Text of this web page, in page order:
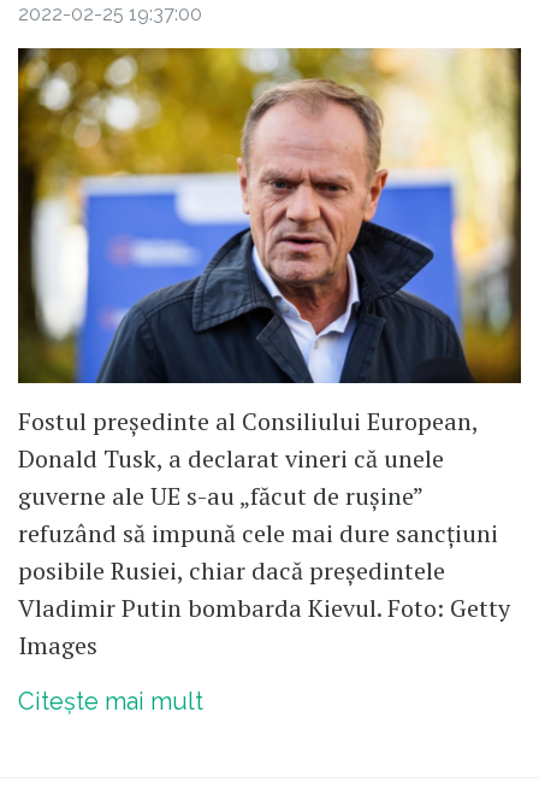
2022-02-25 19:37:00
Fostul președinte al Consiliului European,
Donald Tusk, a declarat vineri că unele
guverne ale UE s-au „făcut de rușine”
refuzând să impună cele mai dure sancțiuni
posibile Rusiei, chiar dacă președintele
Vladimir Putin bombarda Kievul. Foto: Getty
Images
Citește mai mult